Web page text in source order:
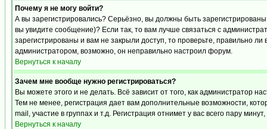
Почему я не могу войти?
А вы зарегистрировались? Серьёзно, вы должны быть
вы увидите сообщение)? Если так, то вам лучше связаться с
зарегистрированы и вам не закрыли доступ, то проверьте, правильно
администратором, возможно, он неправильно настроил форум.
Вернуться к началу
Зачем мне вообще нужно регистрироваться?
Вы можете этого и не делать. Всё зависит от того, как администратор
Тем не менее, регистрация дает вам дополнительные возможности,
mail, участие в группах и т.д. Регистрация отнимет у вас всего пару
Вернуться к началу